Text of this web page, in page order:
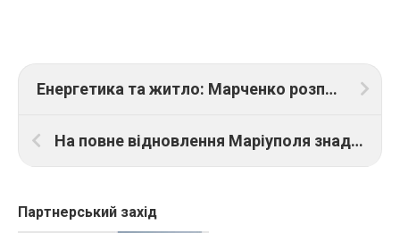
Енергетика та житло: Марченко розповів про пріоритети відбудови
На повне відновлення Маріуполя знадобиться близько 20 років – міський голова
Партнерський захід